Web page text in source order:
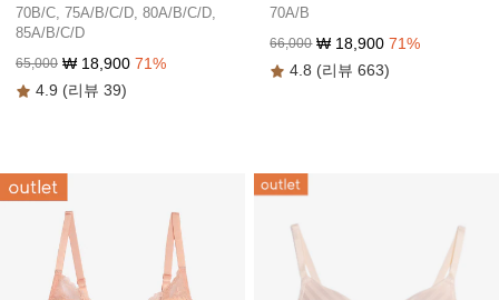
70B/C, 75A/B/C/D, 80A/B/C/D,
85A/B/C/D
65,000 ₩ 18,900 71%
4.9 (리뷰 39)
70A/B
66,000 ₩ 18,900 71%
4.8 (리뷰 663)